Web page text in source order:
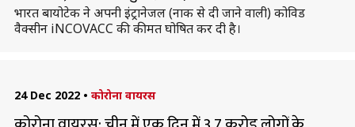
भारत बायोटेक ने अपनी इंट्रानेजल (नाक से दी जाने वाली) कोविड
वैक्सीन iNCOVACC की कीमत घोषित कर दी है।
24 Dec 2022 • कोरोना वायरस